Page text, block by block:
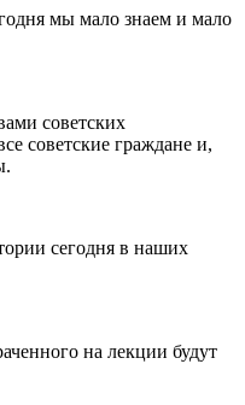
мы мало знаем и мало
советских
советские граждане и,
сегодня в наших
на лекции будут